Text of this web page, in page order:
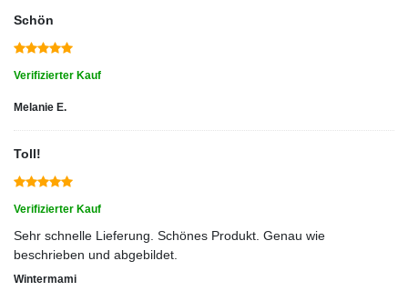
Schön
Verifizierter Kauf
Melanie E.
Toll!
Verifizierter Kauf
Sehr schnelle Lieferung. Schönes Produkt. Genau wie
beschrieben und abgebildet.
Wintermami